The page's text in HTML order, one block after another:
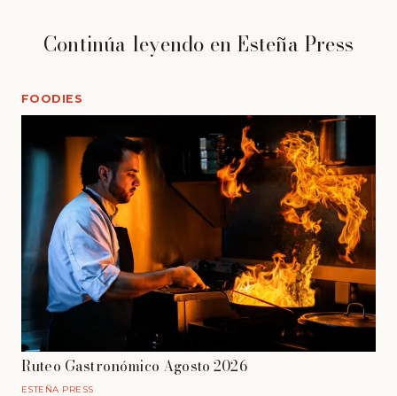
Continúa leyendo en Esteña Press
FOODIES
Ruteo Gastronómico Agosto 2026
ESTEÑA PRESS